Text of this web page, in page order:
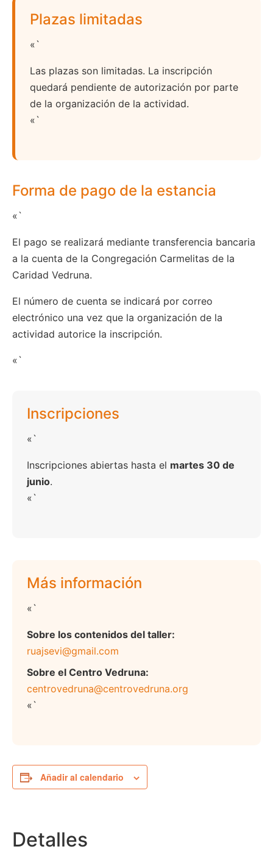
Plazas limitadas
«`
Las plazas son limitadas. La inscripción
quedará pendiente de autorización por parte
de la organización de la actividad.
«`
Forma de pago de la estancia
«`
El pago se realizará mediante transferencia bancaria
a la cuenta de la Congregación Carmelitas de la
Caridad Vedruna.
El número de cuenta se indicará por correo
electrónico una vez que la organización de la
actividad autorice la inscripción.
«`
Inscripciones
«`
Inscripciones abiertas hasta el martes 30 de
junio.
«`
Más información
«`
Sobre los contenidos del taller:
ruajsevi@gmail.com
Sobre el Centro Vedruna:
centrovedruna@centrovedruna.org
«`
Añadir al calendario
Detalles